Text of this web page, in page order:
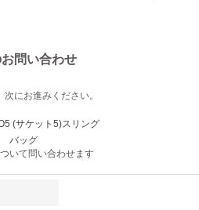
問い合わせ
にお進みください。
(サケット5)スリング
バッグ
いて問い合わせます